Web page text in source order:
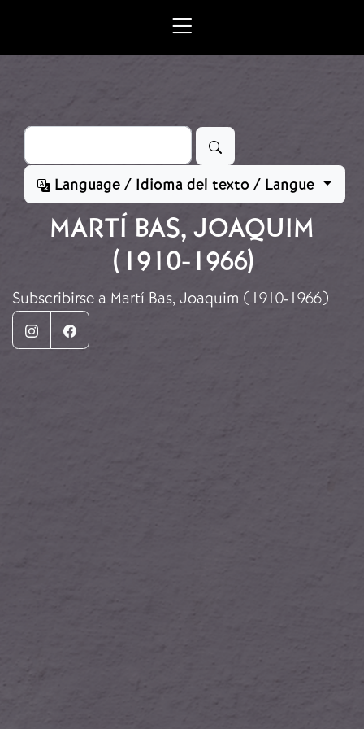
Buscar
Language / Idioma del texto / Langue
MARTÍ BAS, JOAQUIM
(1910-1966)
Subscribirse a Martí Bas, Joaquim (1910-1966)
InstagramFacebook